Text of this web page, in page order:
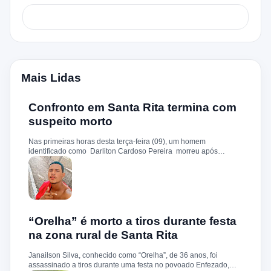
Mais Lidas
Confronto em Santa Rita termina com
suspeito morto
Nas primeiras horas desta terça-feira (09), um homem
identificado como Darliton Cardoso Pereira morreu após
confronto com a Polícia Militar no povoado Timbotiba, zona rural
de Santa Rita. De acordo com a PM, os policiais estavam
cumprindo um mandado de prisão contra Darliton, apontado
como um dos suspeitos pela morte brutal de Leandro Sena ,
ocorrida em 25 de fevereiro de 2024. A vítima teria sido
chocou a cidade. Durante a ação, o suspeito teria reagido à
abordagem e disparado contra a guarnição, que revidou.
Darliton foi atingido, chegou a ser socorrido e levado ao hospital
operações e cumprimento de mandados na região.
“Orelha” é morto a tiros durante festa
na zona rural de Santa Rita
Janailson Silva, conhecido como “Orelha”, de 36 anos, foi
assassinado a tiros durante uma festa no povoado Enfezado,